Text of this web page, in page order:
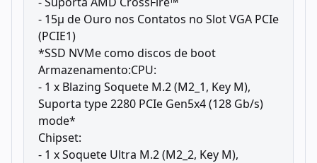
- 15μ de Ouro nos Contatos no Slot VGA PCIe
(PCIE1)
*SSD NVMe como discos de boot
Armazenamento:CPU:
- 1 x Blazing Soquete M.2 (M2_1, Key M),
Suporta type 2280 PCIe Gen5x4 (128 Gb/s)
mode*
Chipset:
- 1 x Soquete Ultra M.2 (M2_2, Key M),